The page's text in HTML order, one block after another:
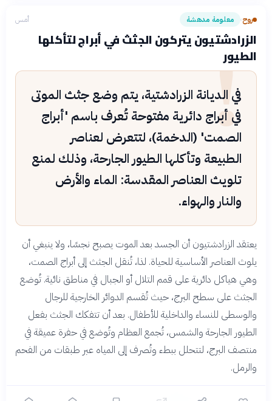
روح› معلومة مدهشة أمس
الزرادشتيون يتركون الجثث في أبراج لتأكلها
الطيور
!
في الديانة الزرادشتية، يتم وضع جثث الموتى
في أبراج دائرية مفتوحة تُعرف باسم 'أبراج
الصمت' (الدخمة)، لتتعرض لعناصر
الطبيعة وتأكلها الطيور الجارحة، وذلك لمنع
تلويث العناصر المقدسة: الماء والأرض
والنار والهواء.
يعتقد الزرادشتيون أن الجسد بعد الموت يصبح نجسًا، ولا ينبغي أن
يلوث العناصر الأساسية للحياة. لذا، تُنقل الجثث إلى أبراج الصمت،
وهي هياكل دائرية على قمم التلال أو الجبال في مناطق نائية. تُوضع
الجثث على سطح البرج، حيث تُقسم الدوائر الخارجية للرجال
والوسطى للنساء والداخلية للأطفال. بعد أن تتفكك الجثث بفعل
الطيور الجارحة والشمس، تُجمع العظام وتُوضع في حفرة عميقة في
منتصف البرج، لتتحلل ببطء وتُصرف إلى المياه عبر طبقات من الفحم
والرمل.